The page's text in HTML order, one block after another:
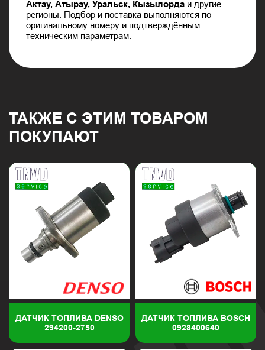
Актау, Атырау, Уральск, Кызылорда и другие
регионы. Подбор и поставка выполняются по
оригинальному номеру и подтверждённым
техническим параметрам.
ТАКЖЕ С ЭТИМ ТОВАРОМ
ПОКУПАЮТ
ДАТЧИК ТОПЛИВА DENSO
294200-2750
ДАТЧИК ТОПЛИВА BOSCH
0928400640